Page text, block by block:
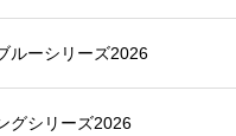
ルーシリーズ2026
グシリーズ2026